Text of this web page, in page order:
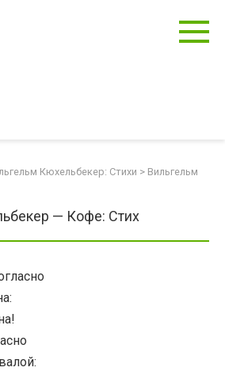
Кюхельбекер: Стихи > Вильгельм
— Кофе: Стих